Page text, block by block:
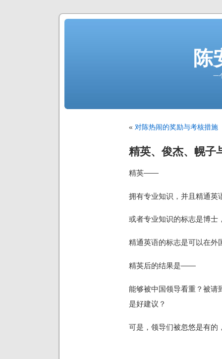
陈
一
« 对陈热闹的奖励与考核措施
精英、俊杰、幌子
精英——
拥有专业知识，并且精通英
或者专业知识的标志是博士
精通英语的标志是可以在外
精英后的结果是——
能够被中国领导看重？被请
是好建议？
可是，领导们被忽悠是有的